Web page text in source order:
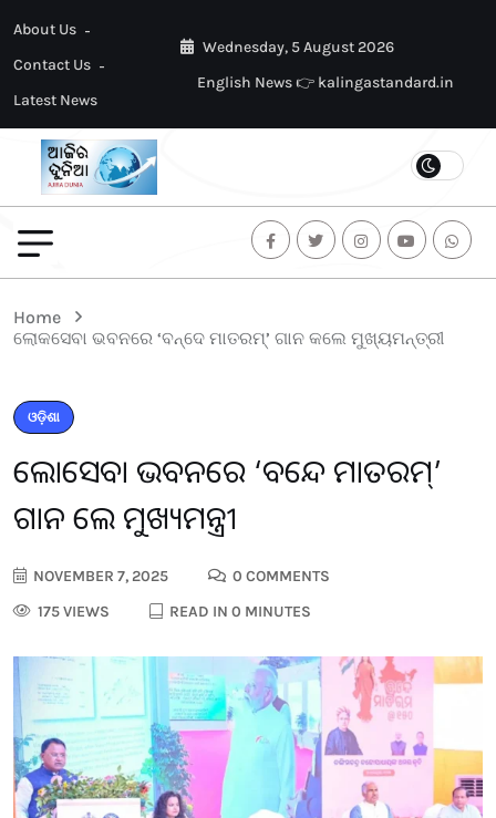
About Us
Contact Us
Latest News
Wednesday, 5 August 2026
English News 👉 kalingastandard.in
Home
ଲୋକସେବା ଭବନରେ ‘ବନ୍ଦେ ମାତରମ୍‌’ ଗାନ କଲେ ମୁଖ୍ୟମନ୍ତ୍ରୀ
ଓଡ଼ିଶା
ଲୋକସେବା ଭବନରେ ‘ବନ୍ଦେ ମାତରମ୍‌’
ଗାନ କଲେ ମୁଖ୍ୟମନ୍ତ୍ରୀ
NOVEMBER 7, 2025
0 COMMENTS
175 VIEWS
READ IN 0 MINUTES